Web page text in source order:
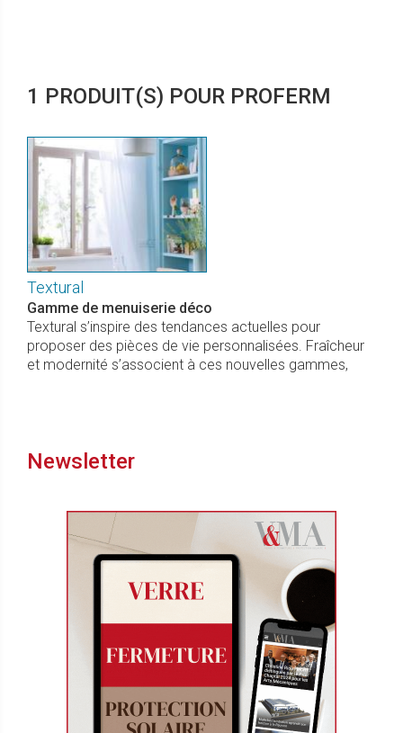
1 PRODUIT(S) POUR PROFERM
Textural
Gamme de menuiserie déco
Textural s’inspire des tendances actuelles pour
proposer des pièces de vie personnalisées. Fraîcheur
et modernité s’associent à ces nouvelles gammes,
Newsletter